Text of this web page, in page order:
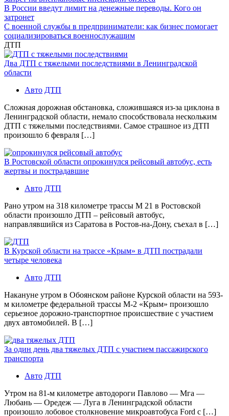
В России введут лимит на денежные переводы. Кого он
затронет
С военной службы в предприниматели: как бизнес помогает
социализироваться военнослужащим
ДТП
Два ДТП с тяжелыми последствиями в Ленинградской
области
Авто ДТП
Сложная дорожная обстановка, сложившаяся из-за циклона в
Ленинградской области, немало способствовала нескольким
ДТП с тяжелыми последствиями. Самое страшное из ДТП
произошло 6 февраля […]
В Ростовской области опрокинулся рейсовый автобус, есть
жертвы и пострадавшие
Авто ДТП
Рано утром на 318 километре трассы М 21 в Ростовской
области произошло ДТП – рейсовый автобус,
направлявшийся из Саратова в Ростов-на-Дону, съехал в […]
В Курской области на трассе «Крым» в ДТП пострадали
четыре человека
Авто ДТП
Накануне утром в Обоянском районе Курской области на 593-
м километре федеральной трассы М-2 «Крым» произошло
серьезное дорожно-транспортное происшествие с участием
двух автомобилей. В […]
За один день два тяжелых ДТП с участием пассажирского
транспорта
Авто ДТП
Утром на 81-м километре автодороги Павлово — Мга —
Любань — Оредеж — Луга в Ленинградской области
произошло лобовое столкновение микроавтобуса Ford с […]